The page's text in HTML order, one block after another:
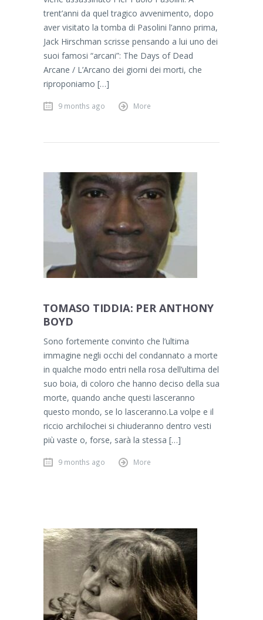
trent’anni da quel tragico avvenimento, dopo
aver visitato la tomba di Pasolini l’anno prima,
Jack Hirschman scrisse pensando a lui uno dei
suoi famosi “arcani”: The Days of Dead
Arcane / L’Arcano dei giorni dei morti, che
riproponiamo […]
9 months ago More
TOMASO TIDDIA: PER ANTHONY
BOYD
Sono fortemente convinto che l’ultima
immagine negli occhi del condannato a morte
in qualche modo entri nella rosa dell’ultima del
suo boia, di coloro che hanno deciso della sua
morte, quando anche questi lasceranno
questo mondo, se lo lasceranno.La volpe e il
riccio archilochei si chiuderanno dentro vesti
più vaste o, forse, sarà la stessa […]
9 months ago More